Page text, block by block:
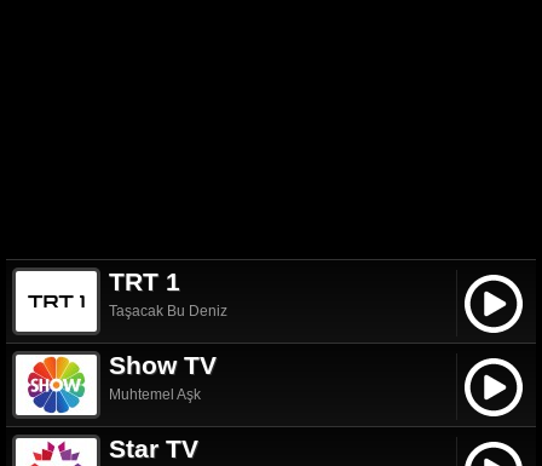
TRT 1
Taşacak Bu Deniz
Show TV
Muhtemel Aşk
Star TV